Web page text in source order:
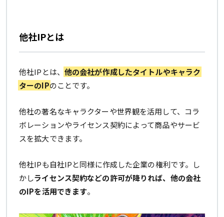
他社IPとは
他社IPとは、 他の会社が作成したタイトルやキャラク
ターのIPのことです。
他社の著名なキャラクターや世界観を活用して、コラ
ボレーションやライセンス契約によって商品やサービ
スを拡大できます。
他社IPも自社IPと同様に作成した企業の権利です。し
かしライセンス契約などの許可が降りれば、他の会社
のIPを活用できます。